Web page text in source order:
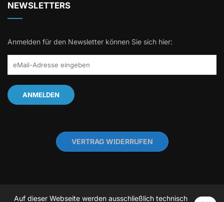
NEWSLETTERS
Anmelden für den Newsletter können Sie sich hier:
VERTRAG WIDERRUFEN
Auf dieser Webseite werden ausschließlich technisch